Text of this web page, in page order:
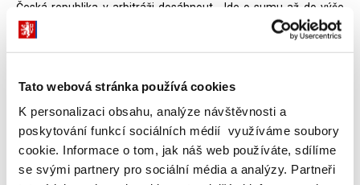
Tato webová stránka používá cookies
K personalizaci obsahu, analýze návštěvnosti a
poskytování funkcí sociálních médií využíváme soubory
cookie. Informace o tom, jak náš web používáte, sdílíme
se svými partnery pro sociální média a analýzy. Partneři
Česká republika v arbitráži dosáhnout. Jde o sumu až do výše
263 mld. Kč.
„Potvrzení aktivní legitimace obou žalobců je důkazem, že
rétorickým cvičením, ale vážnou obžalobou,“ komentuje situaci
George von Mehren, právní zástupce České republiky. „Důkazy,
jež budeme nyní předkládat, jsou dostatečně silné, aby
přesvědčily tribunál o protiprávním a neetickém postupu